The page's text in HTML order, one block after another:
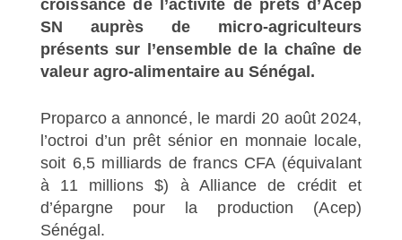
croissance de l’activité de prêts d’Acep
SN auprès de micro-agriculteurs
présents sur l’ensemble de la chaîne de
valeur agro-alimentaire au Sénégal.
Proparco a annoncé, le mardi 20 août 2024,
l’octroi d’un prêt sénior en monnaie locale,
soit 6,5 milliards de francs CFA (équivalant
à 11 millions $) à Alliance de crédit et
d’épargne pour la production (Acep)
Sénégal.